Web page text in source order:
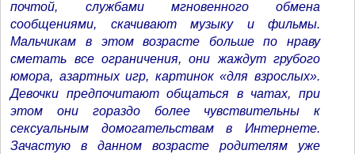
почтой, службами мгновенного обмена
сообщениями, скачивают музыку и фильмы.
Мальчикам в этом возрасте больше по нраву
сметать все ограничения, они жаждут грубого
юмора, азартных игр, картинок «для взрослых».
Девочки предпочитают общаться в чатах, при
этом они гораздо более чувствительны к
сексуальным домогательствам в Интернете.
Зачастую в данном возрасте родителям уже